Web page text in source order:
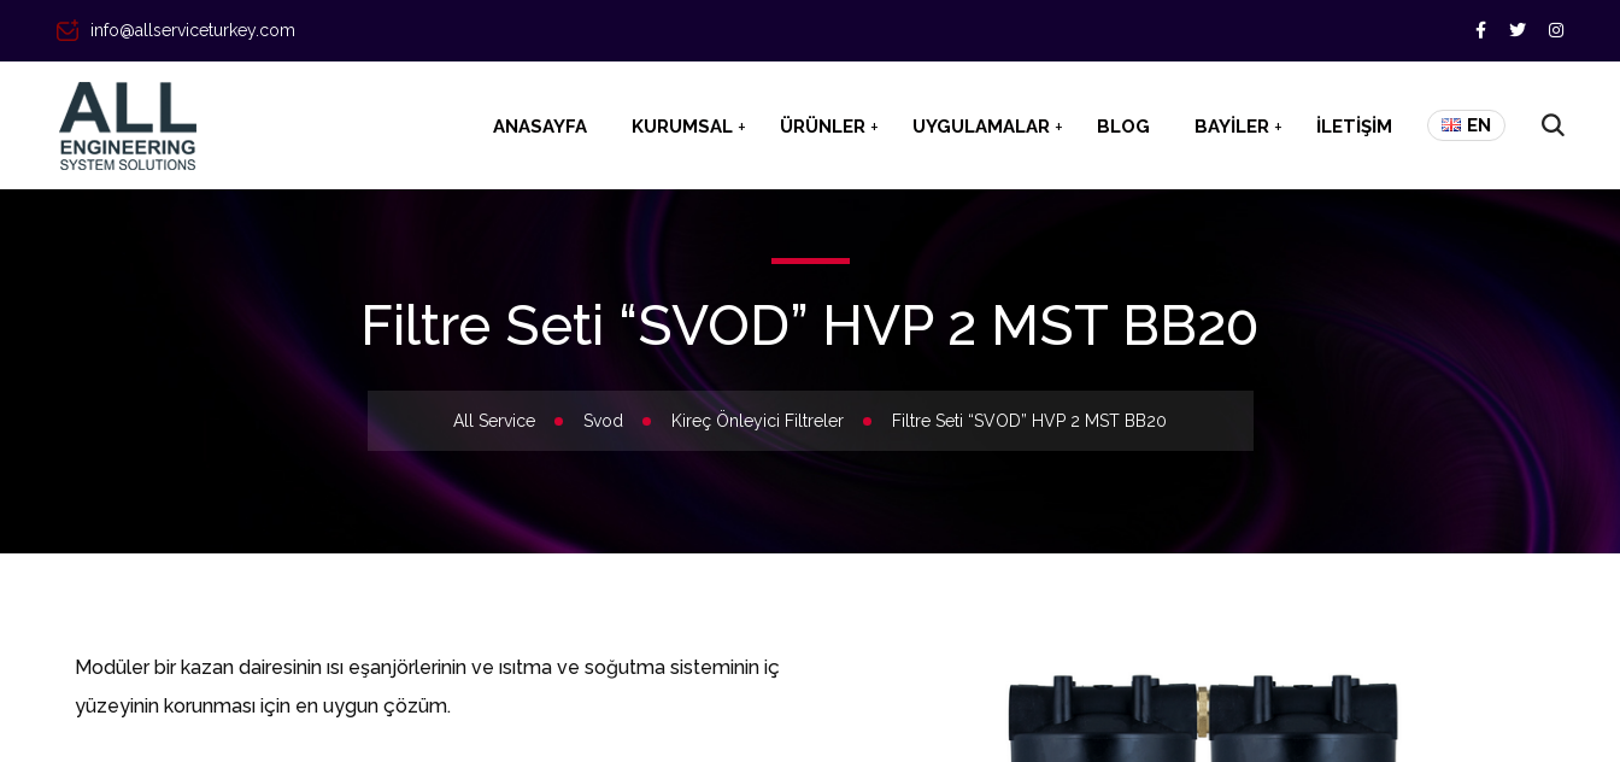
info@allserviceturkey.com
ANASAYFA KURUMSAL ÜRÜNLER UYGULAMALAR BLOG BAYİLER İLETİŞİM EN
Filtre Seti “SVOD” HVP 2 MST BB20
All Service Svod Kireç Önleyici Filtreler Filtre Seti “SVOD” HVP 2 MST BB20
Modüler bir kazan dairesinin ısı eşanjörlerinin ve ısıtma ve soğutma sisteminin iç
yüzeyinin korunması için en uygun çözüm.